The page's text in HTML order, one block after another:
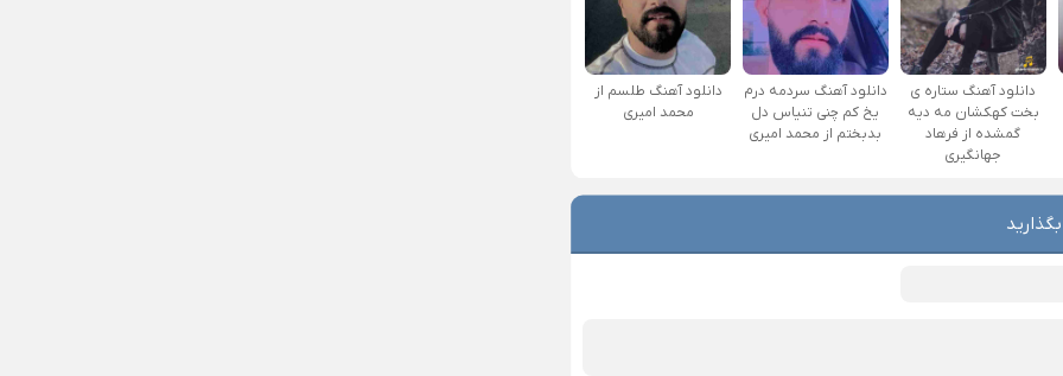
دانلود آهنگ ستاره ی
بخت کهکشان مه دیه
گمشده از فرهاد
جهانگیری
دانلود آهنگ سردمه درم
یخ کم چنی تنیاس دل
بدبختم از محمد امیری
دانلود آهنگ طلسم از
محمد امیری